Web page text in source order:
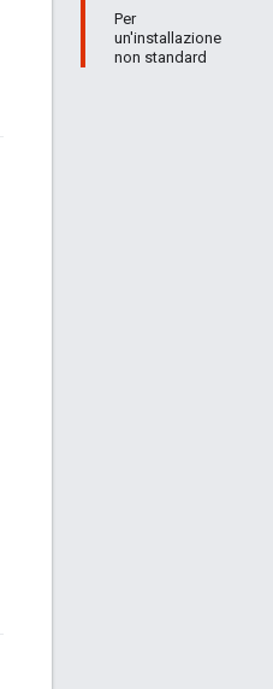
Per
un'installazione
non standard